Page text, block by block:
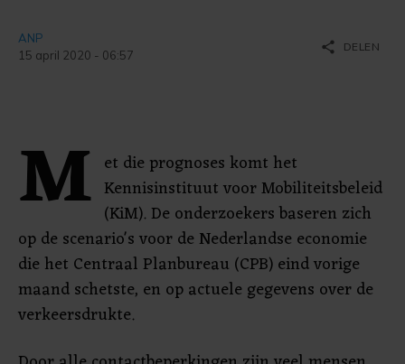
ANP
15 april 2020 - 06:57
share DELEN
M et die prognoses komt het
Kennisinstituut voor Mobiliteitsbeleid
(KiM). De onderzoekers baseren zich
op de scenario's voor de Nederlandse economie
die het Centraal Planbureau (CPB) eind vorige
maand schetste, en op actuele gegevens over de
verkeersdrukte.